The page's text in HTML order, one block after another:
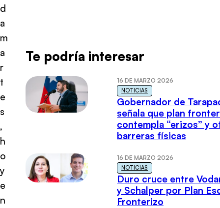
d
a
m
a
r
t
e
s
,
h
o
y
e
n
Te podría interesar
16 DE MARZO 2026
NOTICIAS
Gobernador de
señala que plan
contempla “erizos” y
barreras físicas
16 DE MARZO 2026
NOTICIAS
Duro cruce entre
y Schalper por Plan
Fronterizo